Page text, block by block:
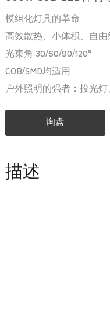
模组化灯具的革命
高效散热、小体积、自
光束角 30/60/90/120°
COB/SMD均适用
户外照明的强者：投光
询盘
描述